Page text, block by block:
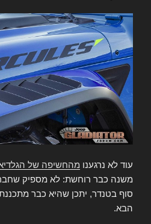
עוד לא נרגענו מהחשיפה של
משנה כבר רוחשת: לא מספיק
סוף בטנדר, יתכן שהיא כבר
הבא.